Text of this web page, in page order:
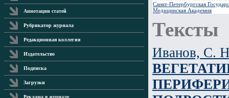
Аннотации статей
Рубрикатор журнала
Редакционная коллегия
Издательство
Подписка
Загрузки
Реклама в журнале
Санкт-Петербургская
Медицинская Академия
Тексты
Иванов, С.